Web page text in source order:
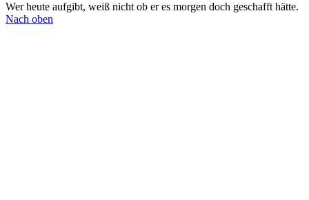
Wer heute aufgibt, weiß nicht ob er es morgen doch geschafft hätte.
Nach oben